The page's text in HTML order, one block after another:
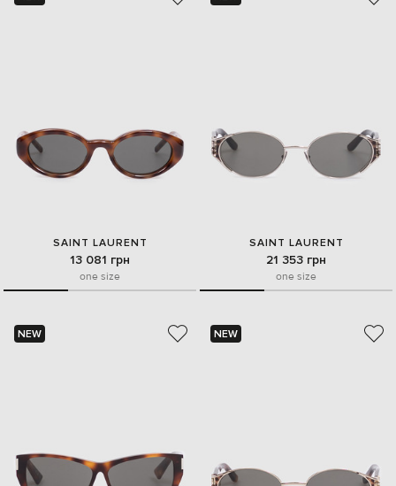
SAINT LAURENT
13 081 грн
one size
SAINT LAURENT
21 353 грн
one size
NEW NEW